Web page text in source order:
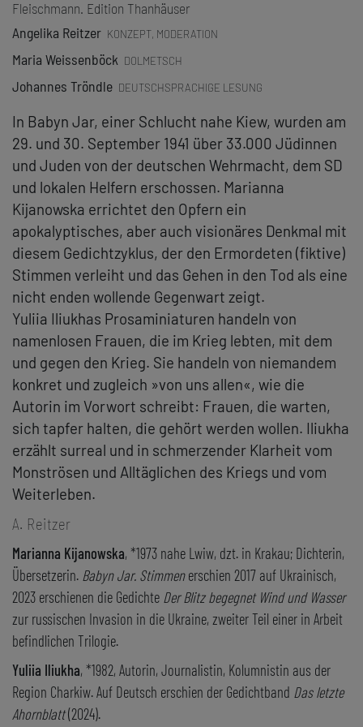
Fleischmann. Edition Thanhäuser
Angelika Reitzer KONZEPT, MODERATION
Maria Weissenböck DOLMETSCH
Johannes Tröndle DEUTSCHSPRACHIGE LESUNG
In Babyn Jar, einer Schlucht nahe Kiew, wurden am
29. und 30. September 1941 über 33.000 Jüdinnen
und Juden von der deutschen Wehrmacht, dem SD
und lokalen Helfern erschossen. Marianna
Kijanowska errichtet den Opfern ein
apokalyptisches, aber auch visionäres Denkmal mit
diesem Gedichtzyklus, der den Ermordeten (fiktive)
Stimmen verleiht und das Gehen in den Tod als eine
nicht enden wollende Gegenwart zeigt.
Yuliia Iliukhas Prosaminiaturen handeln von
namenlosen Frauen, die im Krieg lebten, mit dem
und gegen den Krieg. Sie handeln von niemandem
konkret und zugleich »von uns allen«, wie die
Autorin im Vorwort schreibt: Frauen, die warten,
sich tapfer halten, die gehört werden wollen. Iliukha
erzählt surreal und in schmerzender Klarheit vom
Monströsen und Alltäglichen des Kriegs und vom
Weiterleben.
A. Reitzer
Marianna Kijanowska, *1973 nahe Lwiw, dzt. in Krakau; Dichterin,
Übersetzerin. Babyn Jar. Stimmenerschien 2017 auf Ukrainisch,
2023 erschienen die Gedichte Der Blitz begegnet Wind und Wasser
zur russischen Invasion in die Ukraine, zweiter Teil einer in Arbeit
befindlichen Trilogie.
Yuliia Iliukha, *1982, Autorin, Journalistin, Kolumnistin aus der
Region Charkiw. Auf Deutsch erschien der Gedichtband Das letzte
Ahornblatt(2024).